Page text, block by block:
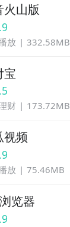
火山版
放 332.58MB
宝
财 173.72MB
视频
放 75.46MB
览器